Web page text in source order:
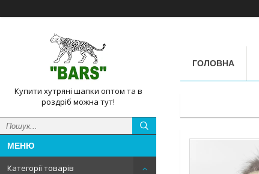
Купити хутряні шапки оптом та в
роздріб можна тут!
Категорії товарів
ГОЛОВНА